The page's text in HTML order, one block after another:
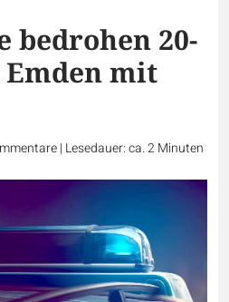
bedrohen 20-
mit
| Lesedauer: ca. 2 Minuten